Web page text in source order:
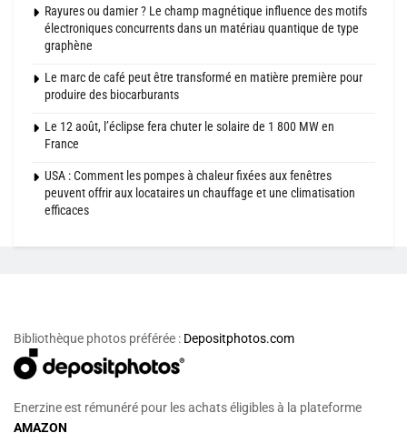
Rayures ou damier ? Le champ magnétique influence des motifs
électroniques concurrents dans un matériau quantique de type
graphène
Le marc de café peut être transformé en matière première pour
produire des biocarburants
Le 12 août, l’éclipse fera chuter le solaire de 1 800 MW en
France
USA : Comment les pompes à chaleur fixées aux fenêtres
peuvent offrir aux locataires un chauffage et une climatisation
efficaces
Bibliothèque photos préférée : Depositphotos.com
Enerzine est rémunéré pour les achats éligibles à la plateforme
AMAZON